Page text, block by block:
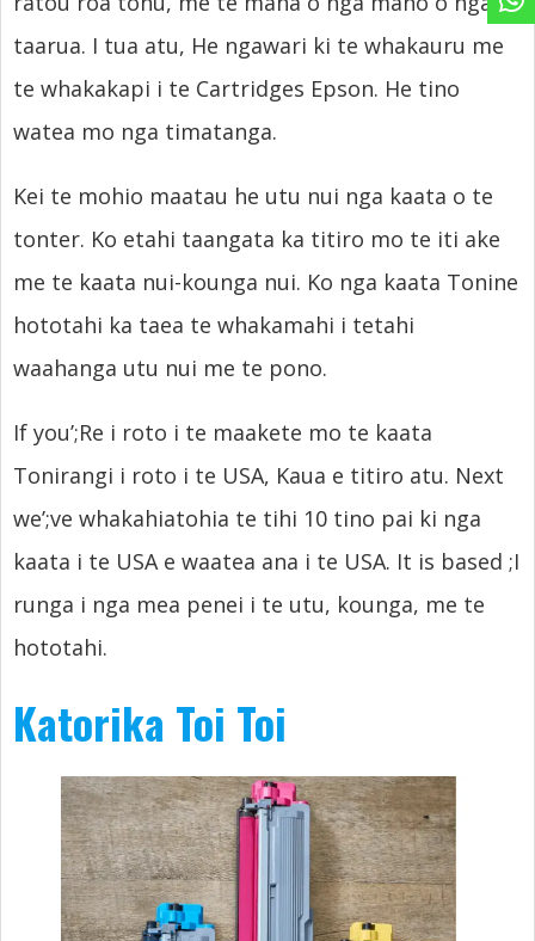
taarua. I tua atu, He ngawari ki te whakauru me
te whakakapi i te Cartridges Epson. He tino
watea mo nga timatanga.
Kei te mohio maatau he utu nui nga kaata o te
tonter. Ko etahi taangata ka titiro mo te iti ake
me te kaata nui-kounga nui. Ko nga kaata Tonine
hototahi ka taea te whakamahi i tetahi
waahanga utu nui me te pono.
If you’;Re i roto i te maakete mo te kaata
Tonirangi i roto i te USA, Kaua e titiro atu. Next
we’;ve whakahiatohia te tihi 10 tino pai ki nga
kaata i te USA e waatea ana i te USA. It is based ;I
runga i nga mea penei i te utu, kounga, me te
hototahi.
Katorika Toi Toi